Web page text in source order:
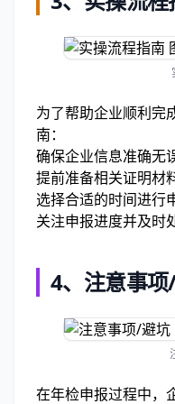
为了帮助企业顺利完
南：
确保企业信息准确无
提前准备相关证明材
选择合适的时间进行
关注申报进度并及时
4、 注意事
在年检申报过程中，